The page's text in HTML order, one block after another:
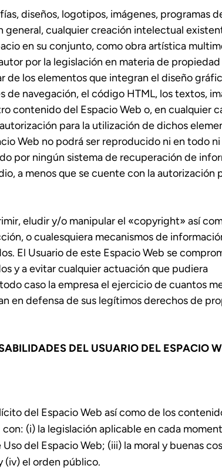
diseños, logotipos, imágenes, programas
general, cualquier creación intelectual
en su conjunto, como obra artística
por la legislación en materia de propiedad
de los elementos que integran el diseño
de navegación, el código HTML, los textos,
contenido del Espacio Web o, en cualquier
para la utilización de dichos
Web no podrá ser reproducido ni en todo ni
por ningún sistema de recuperación de
a menos que se cuente con la autorización
eludir y/o manipular el «copyright» así
o cualesquiera mecanismos de
El Usuario de este Espacio Web se
y a evitar cualquier actuación que pudiera
caso la empresa el ejercicio de cuantos
en defensa de sus legítimos derechos de
DEL USUARIO DEL ESPACIO
del Espacio Web así como de los
(i) la legislación aplicable en cada
del Espacio Web; (iii) la moral y buenas
(iv) el orden público.